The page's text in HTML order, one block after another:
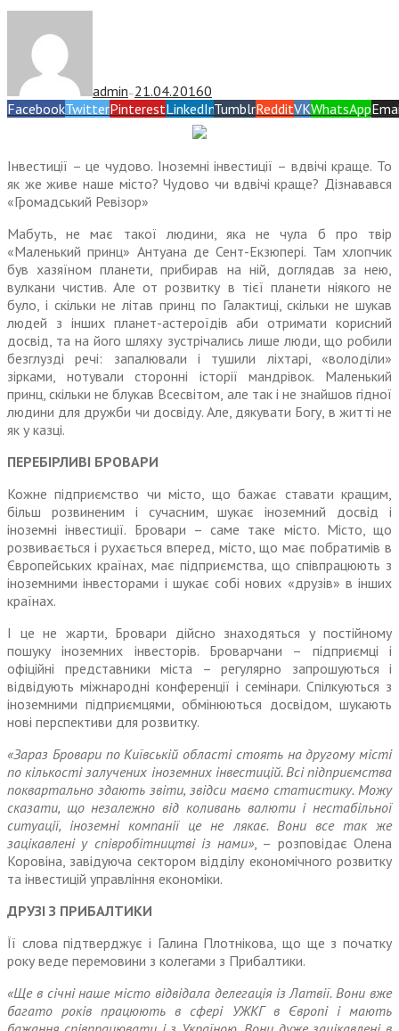
admin — 21.04.20160
FacebookTwitterPinterestLinkedInTumblrRedditVKWhatsApp
Інвестиції – це чудово. Іноземні інвестиції – вдвічі краще. То
як же живе наше місто? Чудово чи вдвічі краще? Дізнавався
«Громадський Ревізор»
Мабуть, не має такої людини, яка не чула б про твір
«Маленький принц» Антуана де Сент-Екзюпері. Там хлопчик
був хазяїном пла­нети, прибирав на ній, доглядав за нею,
вулкани чистив. Але от розвитку в тієї планети ніякого не
було, і скільки не літав принц по Галактиці, скільки не шукав
людей з інших планет-астероїдів аби отримати корисний
досвід, та на його шляху зустрічались лише люди, що робили
безглузді речі: запалювали і тушили ліхтарі, «володіли»
зірками, нотували сторонні історії мандрівок. Маленький
принц, скільки не блукав Всесвітом, але так і не знайшов гідної
людини для дружби чи досвіду. Але, дякувати Богу, в житті не
як у казці.
ПЕРЕБІРЛИВІ БРОВАРИ
Кожне підприємство чи місто, що бажає ставати кращим,
більш розвиненим і сучасним, шукає іноземний досвід і
іноземні інвестиції. Бровари – саме таке місто. Місто, що
розвивається і рухається вперед, місто, що має побратимів в
Європейських країнах, має підприємства, що співпрацюють з
іноземними інвесторами і шукає собі нових «друзів» в інших
країнах.
І це не жарти, Бровари дійсно знаходяться у постійному
пошуку іноземних інвесторів. Броварчани – підприємці і
офіційні представники міста – регулярно запрошуються і
відвідують міжнародні конфе­ренції і семінари. Спілкуються з
іноземними підприємцями, обмінюються досвідом, шукають
нові перспективи для розвитку.
«Зараз Бровари по Київській області стоять на другому місті
по кількості залучених іноземних інвестицій. Всі підприємства
поквартально здають звіти, звідси маємо статистику. Можу
сказати, що незалежно від коливань валюти і нестабільної
ситуації, іноземні компанії це не лякає. Вони все так же
зацікавлені у співробітництві із нами», – розпо­відає Олена
Коровіна, завідуюча сектором відділу економічного розвитку
та інвестицій управ­ління економіки.
ДРУЗІ З ПРИБАЛТИКИ
Її слова підтверджує і Галина Плотнікова, що ще з початку
року веде перемовини з колегами з Прибалтики.
«Ще в січні наше місто відвідала делегація із Латвії. Вони вже
багато років працюють в сфері УЖКГ в Європі і мають